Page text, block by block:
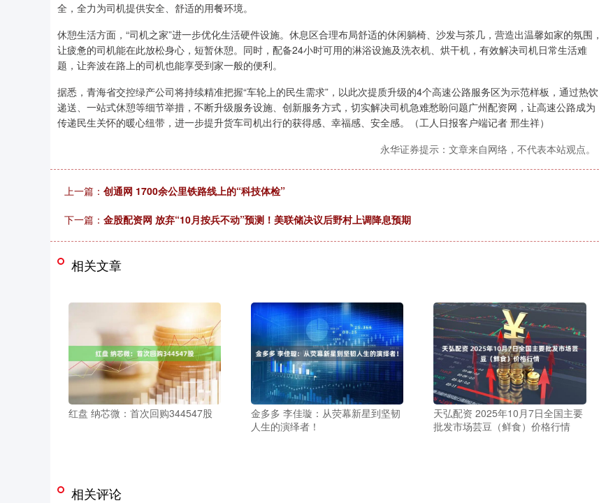
全，全力为司机提供安全、舒适的用餐环境。
休憩生活方面，“司机之家”进一步优化生活硬件设施。休息区合理布局舒适的休闲躺椅、沙发与茶几，营造出温馨如家的氛围，
让疲惫的司机能在此放松身心，短暂休憩。同时，配备24小时可用的淋浴设施及洗衣机、烘干机，有效解决司机日常生活难
题，让奔波在路上的司机也能享受到家一般的便利。
据悉，青海省交控绿产公司将持续精准把握“车轮上的民生需求”，以此次提质升级的4个高速公路服务区为示范样板，通过热饮
递送、一站式休憩等细节举措，不断升级服务设施、创新服务方式，切实解决司机急难愁盼问题广州配资网，让高速公路成为
传递民生关怀的暖心纽带，进一步提升货车司机出行的获得感、幸福感、安全感。（工人日报客户端记者 邢生祥）
永华证券提示：文章来自网络，不代表本站观点。
上一篇： 创通网 1700余公里铁路线上的“科技体检”
下一篇： 金股配资网 放弃“10月按兵不动”预测！美联储决议后野村上调降息预期
相关文章
红盘 纳芯微：首次回购344547股
金多多 李佳璇：从荧幕新星到坚韧
人生的演绎者！
天弘配资 2025年10月7日全国主要
批发市场芸豆（鲜食）价格行情
相关评论